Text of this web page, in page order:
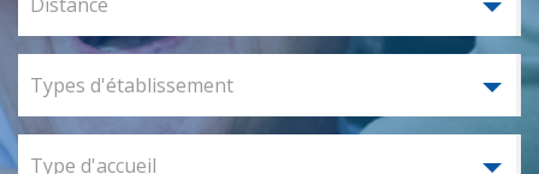
Types d'établissement
Type d'accueil